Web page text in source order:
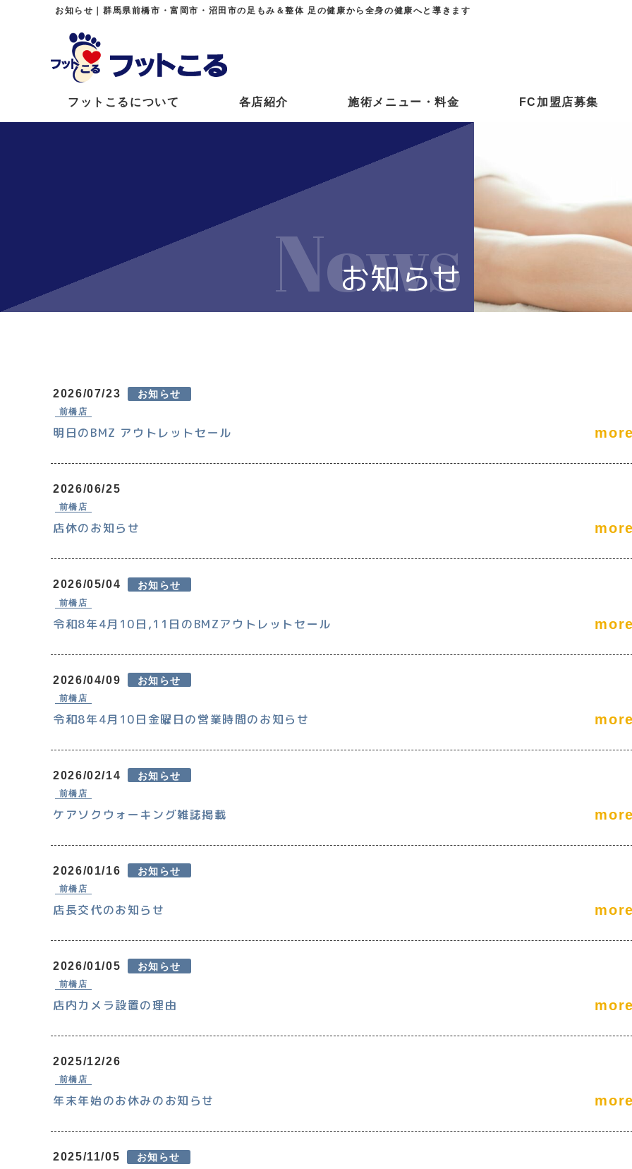
お知らせ｜群馬県前橋市・富岡市・沼田市の足もみ＆整体 足の健康から全身の健康へと導きます
フットこるについて 各店紹介 施術メニュー・料金 FC加盟店募集
お知らせ
News
2026/07/23 お知らせ
前橋店
明日のBMZ アウトレットセール
2026/06/25
前橋店
店休のお知らせ
2026/05/04 お知らせ
前橋店
令和8年4月10日,11日のBMZアウトレットセール
2026/04/09 お知らせ
前橋店
令和8年4月10日金曜日の営業時間のお知らせ
2026/02/14 お知らせ
前橋店
ケアソクウォーキング雑誌掲載
2026/01/16 お知らせ
前橋店
店長交代のお知らせ
2026/01/05 お知らせ
前橋店
店内カメラ設置の理由
2025/12/26
前橋店
年末年始のお休みのお知らせ
2025/11/05 お知らせ